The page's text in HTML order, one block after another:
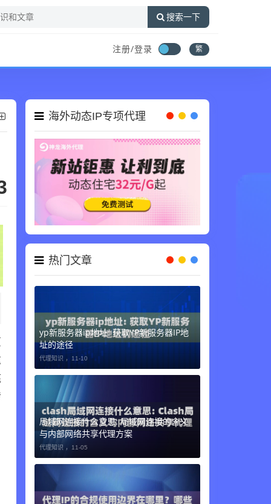
搜索一下
注册/登录 繁
海外动态IP专项代理
热门文章
yp新服务器ip地址: 获取YP新服务器IP地
址的途径
代理知识 ， 11-10
局域网连接什么意思: 局域网连接的含义
与内部网络共享代理方案
代理知识 ， 11-05